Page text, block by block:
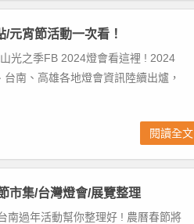
/元宵節活動一次看！
光之季FB 2024燈會看這裡 ! 2024
南、高雄各地燈會資訊陸續出爐，
閱讀全文
市集/台灣燈會/展覽整理
南過年活動幫你整理好 ! 農曆春節將